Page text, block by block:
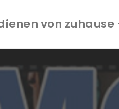
von zuhause -